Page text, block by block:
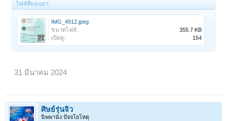
ไฟล์ที่แนบมา:
IMG_4912.jpeg
ขนาดไฟล์:
355.7 KB
เปิดดู:
154
31 มีนาคม 2024
ศิษย์รุ่นจิ๋ว
นิพพานัง ปัจจโยโหตุ